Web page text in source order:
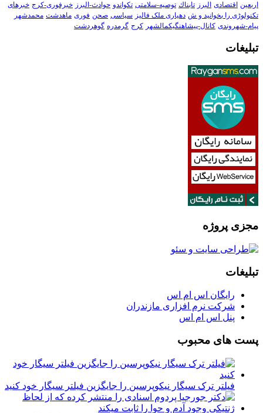
اربعین اقتصادی البرز تابناك توصیه-سلامتی تکواندو حوادث-البرز خبرفوری-کرج خبرهای
تکنولوڑی را بخوانید و ش دهیاری ملک فالیز سیاسی صحن فوری ماهدشت محمدشهر
پیام-شهروندی کانال-پیشاهنگیکمالشهر کرج گرمدره گوهردشت
تبلیغات
مجزی پروژه
تبلیغات
رایگان اس ام اس
شرکت نرم افزاری مازندران
پنل اس ام اس
پست های محبوب
فیلتر ترک سیگار نیکوپرسین را جایگزین فیلتر سیگار خود کنید